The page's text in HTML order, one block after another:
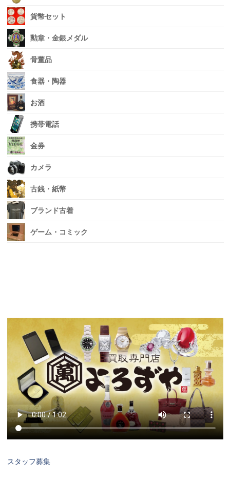
貨幣セット
勲章・金銀メダル
骨董品
食器・陶器
お酒
携帯電話
金券
カメラ
古銭・紙幣
ブランド古着
ゲーム・コミック
スタッフ募集